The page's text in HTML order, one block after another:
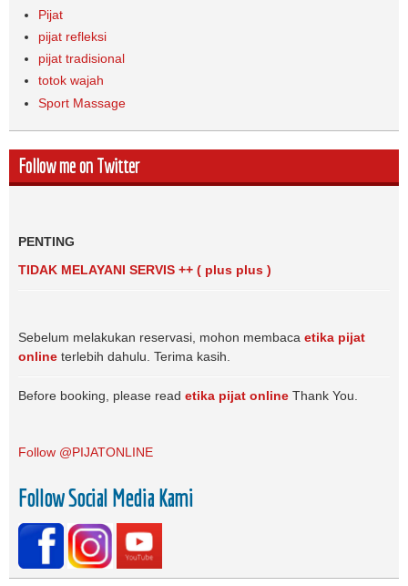
Pijat
pijat refleksi
pijat tradisional
totok wajah
Sport Massage
Follow me on Twitter
PENTING
TIDAK MELAYANI SERVIS ++ ( plus plus )
Sebelum melakukan reservasi, mohon membaca etika pijat
online terlebih dahulu. Terima kasih.
Before booking, please read etika pijat online Thank You.
Follow @PIJATONLINE
Follow Social Media Kami